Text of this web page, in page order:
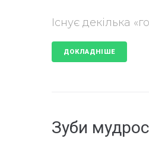
Існує декілька
ДОКЛАДНІШЕ
Зуби